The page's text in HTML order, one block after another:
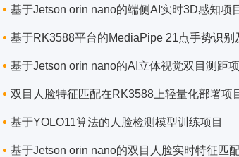
基于Jetson orin nano的端侧AI实时3D感知项
基于RK3588平台的MediaPipe 21点手势识别
基于Jetson orin nano的AI立体视觉双目测距
双目人脸特征匹配在RK3588上轻量化部署项
基于YOLO11算法的人脸检测模型训练项目
基于Jetson orin nano的双目人脸实时特征匹